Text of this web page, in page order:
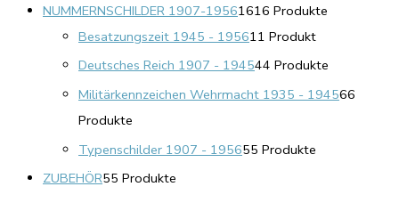
NUMMERNSCHILDER 1907-19561616 Produkte
Besatzungszeit 1945 - 195611 Produkt
Deutsches Reich 1907 - 194544 Produkte
Militärkennzeichen Wehrmacht 1935 - 194566
Produkte
Typenschilder 1907 - 195655 Produkte
ZUBEHÖR55 Produkte